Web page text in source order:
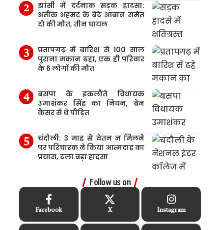
झांसी में दर्दनाक सड़क हादसा:
अतीक अहमद के बेटे आबान समेत
दो की मौत, तीन घायल
प्रतापगढ़ में बारिश से 100 साल
पुराना मकान ढहा, एक ही परिवार
के 6 लोगों की मौत
बसपा के इकलौते विधायक
उमाशंकर सिंह का निधन, ब्रेन
कैंसर से थे पीड़ित
चंदौली: 3 माह से वेतन न मिलने
पर परिचारक ने किया आत्मदाह का
प्रयास, टला बड़ा हादसा
Follow us on
Facebook X Instagram